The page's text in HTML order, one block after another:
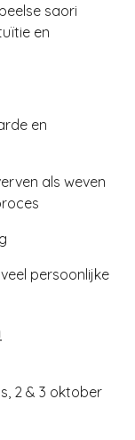
saori
en
en
als weven
persoonlijke
2 & 3 oktober